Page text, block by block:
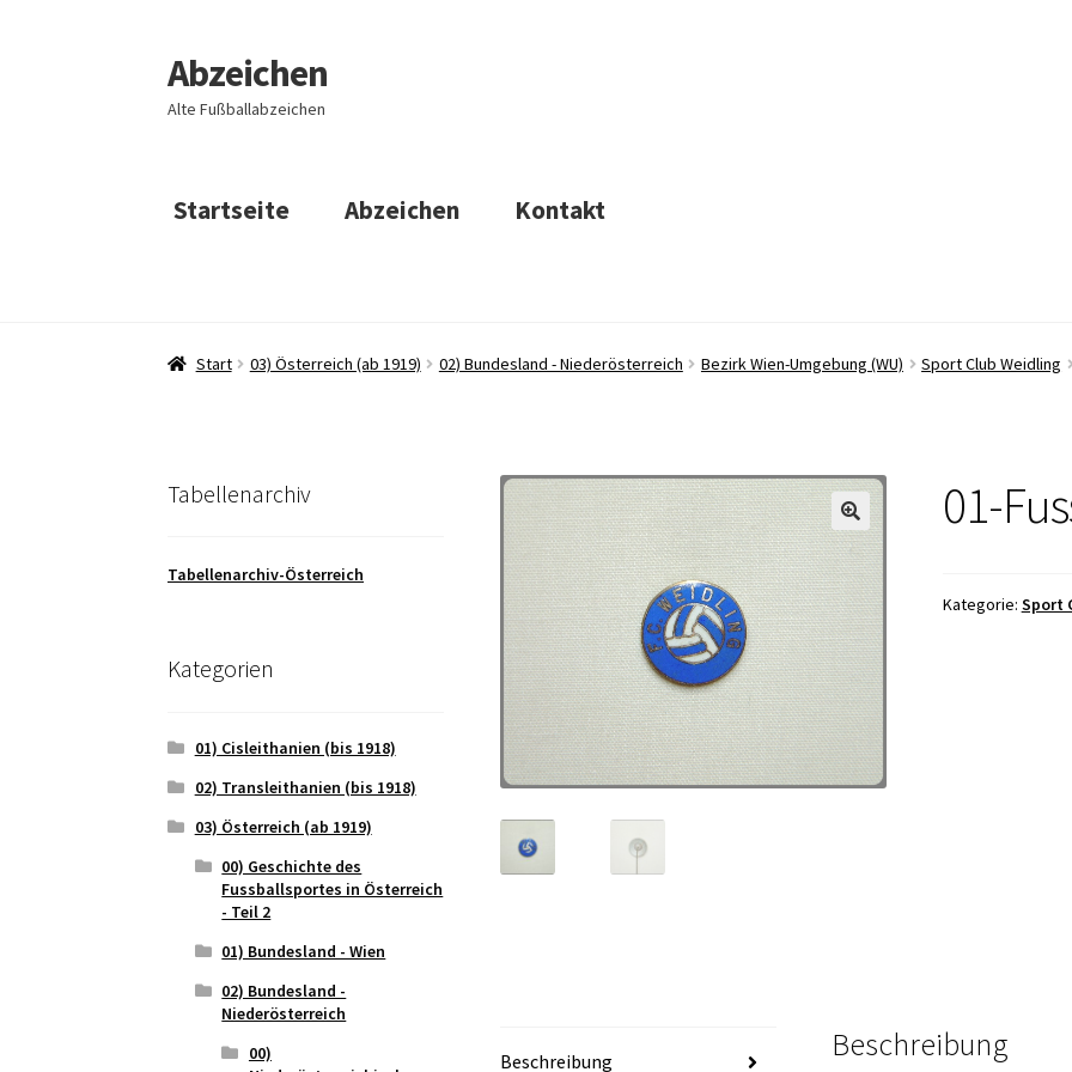
Zur
Navigation
springen
Zum
Inhalt
springen
Abzeichen
Alte Fußballabzeichen
Startseite Abzeichen Kontakt
Start 03) Österreich (ab 1919) 02) Bundesland - Niederösterreich Bezirk Wien-Umgebung (WU) Sport Club Weidling
01-
Kategorie: Sport
Beschreibung Beschreibung
Tabellenarchiv
Tabellenarchiv-Österreich
Kategorien
01) Cisleithanien (bis 1918)
02) Transleithanien (bis 1918)
03) Österreich (ab 1919)
00) Geschichte des
Fussballsportes in Österreich
- Teil 2
01) Bundesland - Wien
02) Bundesland -
Niederösterreich
00)